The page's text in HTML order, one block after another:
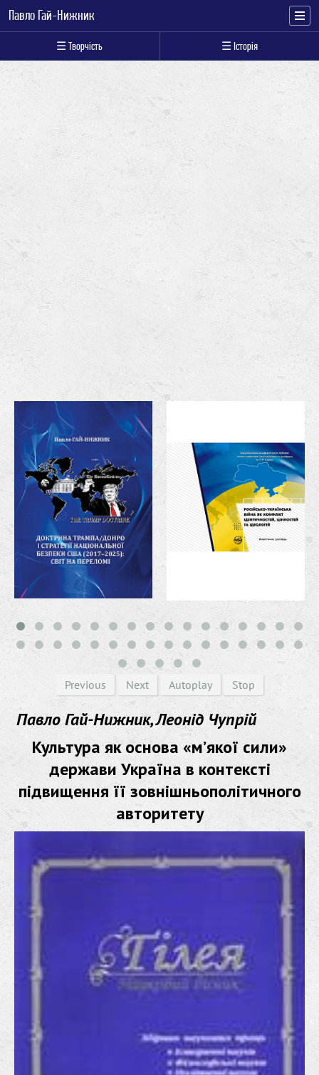
Павло Гай-Нижник
☰ Творчість ☰ Історія
Previous Next Autoplay Stop
Павло Гай-Нижник, Леонід Чупрій
Культура як основа «м’якої сили»
держави Україна в контексті
підвищення її зовнішньополітичного
авторитету